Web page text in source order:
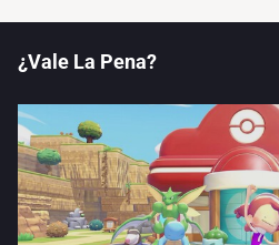
¿Vale La Pena?